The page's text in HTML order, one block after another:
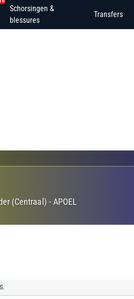
Schorsingen &
blessures
Transfers
(Centraal)- APOEL